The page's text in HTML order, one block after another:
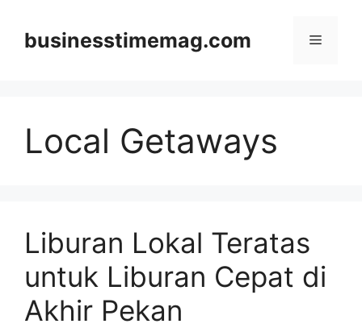
contentbusinesstimemag.com Menu
Local Getaways
Liburan Lokal Teratas
untuk Liburan Cepat di
Akhir Pekan